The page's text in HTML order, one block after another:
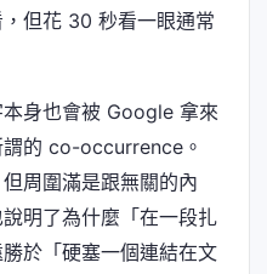
但花 30 秒看一眼通常
身也會被 Google 拿來
的 co-occurrence。
周圍滿是跟無關的內
明了為什麼「在一段扎
於「硬塞一個連結在文